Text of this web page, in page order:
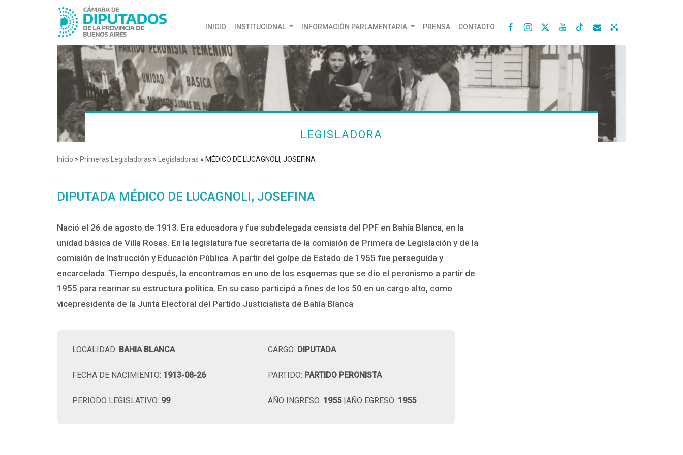
INICIO (CURRENT)
INSTITUCIONAL INFORMACIÓN PARLAMENTARIA PRENSA CONTACTO    
LEGISLADORA
Inicio » Primeras Legisladoras » Legisladoras » MÉDICO DE LUCAGNOLI, JOSEFINA
DIPUTADA MÉDICO DE LUCAGNOLI, JOSEFINA
Nació el 26 de agosto de 1913. Era educadora y fue subdelegada censista del PPF en Bahía Blanca, en la
unidad básica de Villa Rosas. En la legislatura fue secretaria de la comisión de Primera de Legislación y de la
comisión de Instrucción y Educación Pública. A partir del golpe de Estado de 1955 fue perseguida y
encarcelada. Tiempo después, la encontramos en uno de los esquemas que se dio el peronismo a partir de
1955 para rearmar su estructura política. En su caso participó a fines de los 50 en un cargo alto, como
vicepresidenta de la Junta Electoral del Partido Justicialista de Bahía Blanca
LOCALIDAD: BAHIA BLANCA
FECHA DE NACIMIENTO: 1913-08-26
PERIODO LEGISLATIVO: 99
CARGO: DIPUTADA
PARTIDO: PARTIDO PERONISTA
AÑO INGRESO: 1955|AÑO EGRESO: 1955